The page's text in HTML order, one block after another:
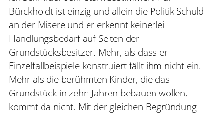
Bürckholdt ist einzig und allein die Politik Schuld
an der Misere und er erkennt keinerlei
Handlungsbedarf auf Seiten der
Grundstücksbesitzer. Mehr, als dass er
Einzelfallbeispiele konstruiert fällt ihm nicht ein.
Mehr als die berühmten Kinder, die das
Grundstück in zehn Jahren bebauen wollen,
kommt da nicht. Mit der gleichen Begründung